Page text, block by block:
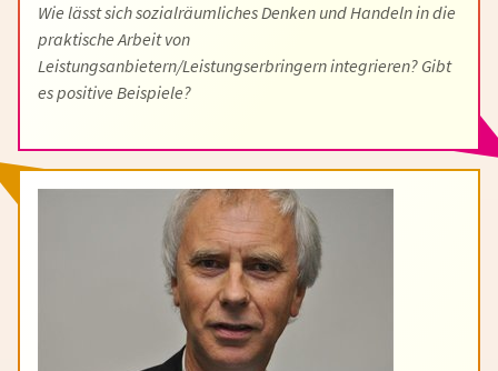
Wie lässt sich sozialräumliches Denken und Handeln in die
praktische Arbeit von
Leistungsanbietern/Leistungserbringern integrieren? Gibt
es positive Beispiele?